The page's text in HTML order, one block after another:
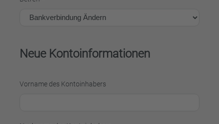
Neue Kontoinformationen
Vorname des Kontoinhabers